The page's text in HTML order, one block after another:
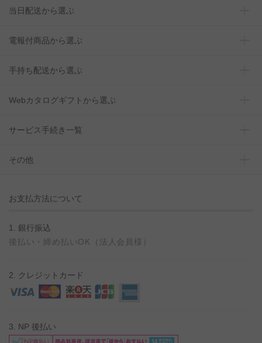
当日配送から選ぶ
電報付商品から選ぶ
手持ち配送から選ぶ
Webカタログギフトから選ぶ
サービス手続き一覧
その他
お支払方法について
1. 銀行振込
後払い・締め払いOK（法人会員様）
2. クレジットカード
3. NP 後払い